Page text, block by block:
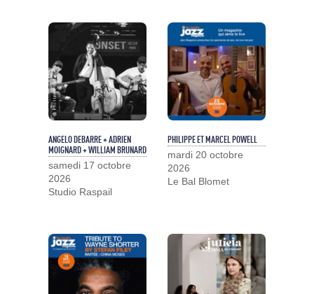
ANGELO DEBARRE + ADRIEN
MOIGNARD + WILLIAM BRUNARD
samedi 17 octobre
2026
Studio Raspail
PHILIPPE ET MARCEL POWELL
mardi 20 octobre
2026
Le Bal Blomet